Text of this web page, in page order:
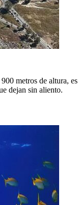
metros de altura,
dejan sin aliento.